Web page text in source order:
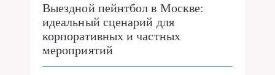
Выездной пейнтбол в Москве:
идеальный сценарий для
корпоративных и частных
мероприятий